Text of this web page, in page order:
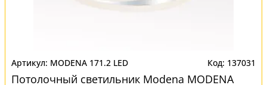
MODENA 171.2 LED 137031
Потолочный светильник Modena MODENA